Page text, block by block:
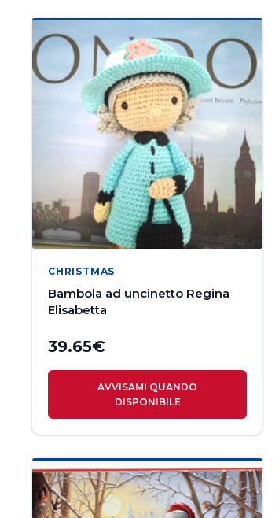
CHRISTMAS
Bambola ad uncinetto Regina
Elisabetta
39.65€
AVVISAMI QUANDO
DISPONIBILE